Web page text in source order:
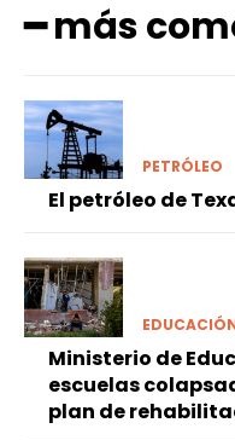
━ más
PETRÓLEO
El petróleo de
Ministerio de
escuelas
plan de